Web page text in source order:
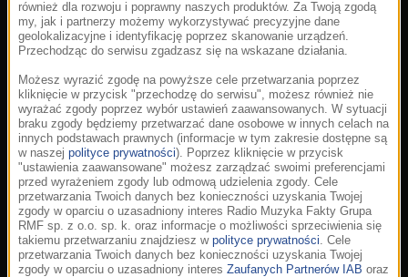
również dla rozwoju i poprawny naszych produktów. Za Twoją zgodą
my, jak i partnerzy możemy wykorzystywać precyzyjne dane
geolokalizacyjne i identyfikację poprzez skanowanie urządzeń.
Przechodząc do serwisu zgadzasz się na wskazane działania.
Możesz wyrazić zgodę na powyższe cele przetwarzania poprzez
kliknięcie w przycisk "przechodzę do serwisu", możesz również nie
wyrażać zgody poprzez wybór ustawień zaawansowanych. W sytuacji
braku zgody będziemy przetwarzać dane osobowe w innych celach na
innych podstawach prawnych (informacje w tym zakresie dostępne są
w naszej polityce prywatności). Poprzez kliknięcie w przycisk
"ustawienia zaawansowane" możesz zarządzać swoimi preferencjami
przed wyrażeniem zgody lub odmową udzielenia zgody. Cele
przetwarzania Twoich danych bez konieczności uzyskania Twojej
zgody w oparciu o uzasadniony interes Radio Muzyka Fakty Grupa
RMF sp. z o.o. sp. k. oraz informacje o możliwości sprzeciwienia się
takiemu przetwarzaniu znajdziesz w polityce prywatności. Cele
przetwarzania Twoich danych bez konieczności uzyskania Twojej
zgody w oparciu o uzasadniony interes Zaufanych Partnerów IAB oraz